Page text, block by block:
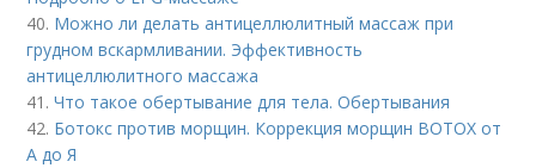
40. Можно ли делать антицеллюлитный массаж при
грудном вскармливании. Эффективность
антицеллюлитного массажа
41.Что такое обертывание для тела. Обертывания
42. Ботокс против морщин. Коррекция морщин BOTOX от
А до Я